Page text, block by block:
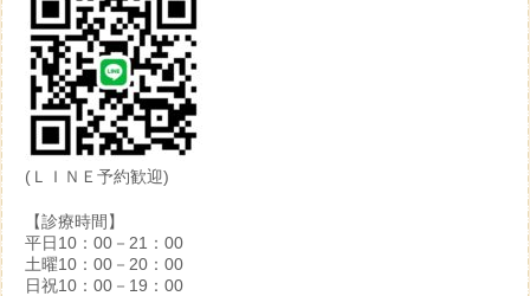
(ＬＩＮＥ予約歓迎)
【診療時間】
平日10：00－21：00
土曜10：00－20：00
日祝10：00－19：00